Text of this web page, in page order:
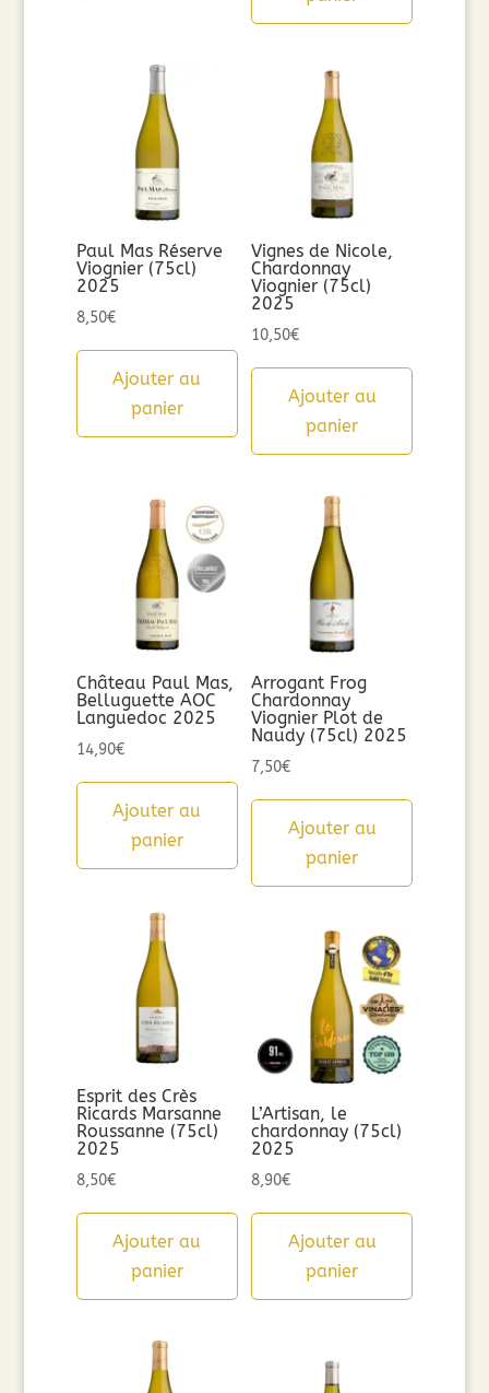
Paul Mas Réserve
Viognier (75cl)
2025
8,50€
Ajouter au
panier
Vignes de Nicole,
Chardonnay
Viognier (75cl)
2025
10,50€
Ajouter au
panier
Château Paul Mas,
Belluguette AOC
Languedoc 2025
14,90€
Ajouter au
panier
Arrogant Frog
Chardonnay
Viognier Plot de
Naudy (75cl) 2025
7,50€
Ajouter au
panier
Esprit des Crès
Ricards Marsanne
Roussanne (75cl)
2025
8,50€
Ajouter au
panier
L’Artisan, le
chardonnay (75cl)
2025
8,90€
Ajouter au
panier